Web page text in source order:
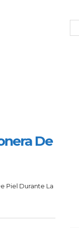
De
Piel Durante La